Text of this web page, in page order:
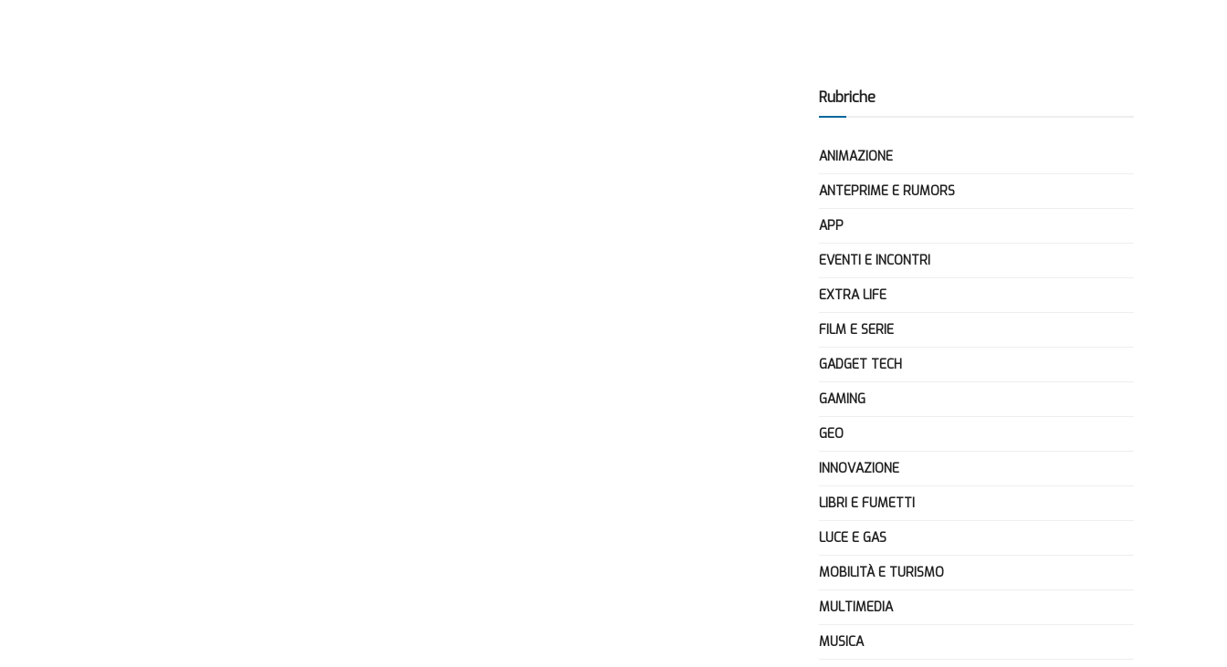
Rubriche
ANIMAZIONE
ANTEPRIME E RUMORS
APP
EVENTI E INCONTRI
EXTRA LIFE
FILM E SERIE
GADGET TECH
GAMING
GEO
INNOVAZIONE
LIBRI E FUMETTI
LUCE E GAS
MOBILITÀ E TURISMO
MULTIMEDIA
MUSICA